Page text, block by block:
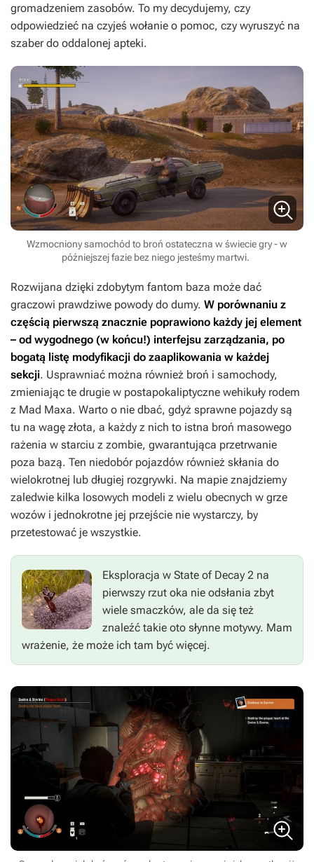
gromadzeniem zasobów. To my decydujemy, czy
odpowiedzieć na czyjeś wołanie o pomoc, czy wyruszyć na
szaber do oddalonej apteki.
Wzmocniony samochód to broń ostateczna w świecie gry - w
późniejszej fazie bez niego jesteśmy martwi.
Rozwijana dzięki zdobytym fantom baza może dać
graczowi prawdziwe powody do dumy. W porównaniu z
częścią pierwszą znacznie poprawiono każdy jej element
– od wygodnego (w końcu!) interfejsu zarządzania, po
bogatą listę modyfikacji do zaaplikowania w każdej
sekcji. Usprawniać można również broń i samochody,
zmieniając te drugie w postapokaliptyczne wehikuły rodem
z Mad Maxa. Warto o nie dbać, gdyż sprawne pojazdy są
tu na wagę złota, a każdy z nich to istna broń masowego
rażenia w starciu z zombie, gwarantująca przetrwanie
poza bazą. Ten niedobór pojazdów również skłania do
wielokrotnej lub długiej rozgrywki. Na mapie znajdziemy
zaledwie kilka losowych modeli z wielu obecnych w grze
wozów i jednokrotne jej przejście nie wystarczy, by
przetestować je wszystkie.
Eksploracja w State of Decay 2 na
pierwszy rzut oka nie odsłania zbyt
wiele smaczków, ale da się też
znaleźć takie oto słynne motywy. Mam
wrażenie, że może ich tam być więcej.